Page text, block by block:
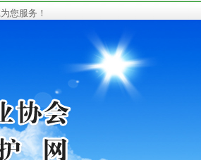
您服务！